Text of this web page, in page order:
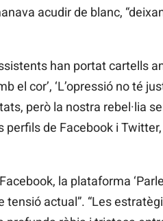
acudir de blanc,
han portat cartells
el cor’, ‘L’opressió no té
però la nostra rebel·lia
perfils de Facebook i
la plataforma
tensió actual”. “Les